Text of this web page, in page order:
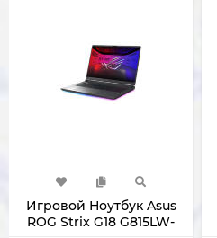
Игровой Ноутбук Asus
ROG Strix G18 G815LW-